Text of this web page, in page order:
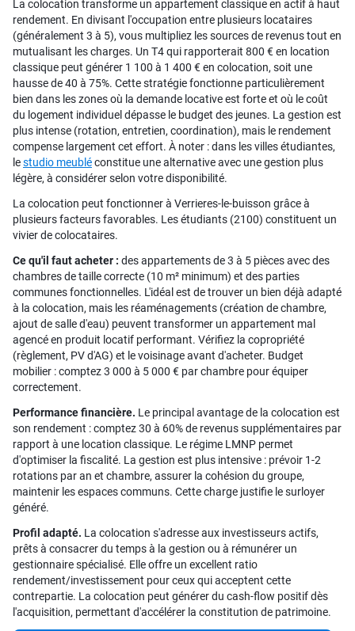
La colocation transforme un appartement classique en actif à haut
rendement. En divisant l'occupation entre plusieurs locataires
(généralement 3 à 5), vous multipliez les sources de revenus tout en
mutualisant les charges. Un T4 qui rapporterait 800 € en location
classique peut générer 1 100 à 1 400 € en colocation, soit une
hausse de 40 à 75%. Cette stratégie fonctionne particulièrement
bien dans les zones où la demande locative est forte et où le coût
du logement individuel dépasse le budget des jeunes. La gestion est
plus intense (rotation, entretien, coordination), mais le rendement
compense largement cet effort. À noter : dans les villes étudiantes,
lestudio meubléconstitue une alternative avec une gestion plus
légère, à considérer selon votre disponibilité.
La colocation peut fonctionner à Verrieres-le-buisson grâce à
plusieurs facteurs favorables. Les étudiants (2100) constituent un
vivier de colocataires.
Ce qu'il faut acheter : des appartements de 3 à 5 pièces avec des
chambres de taille correcte (10 m² minimum) et des parties
communes fonctionnelles. L'idéal est de trouver un bien déjà adapté
à la colocation, mais les réaménagements (création de chambre,
ajout de salle d'eau) peuvent transformer un appartement mal
agencé en produit locatif performant. Vérifiez la copropriété
(règlement, PV d'AG) et le voisinage avant d'acheter. Budget
mobilier : comptez 3 000 à 5 000 € par chambre pour équiper
correctement.
Performance financière. Le principal avantage de la colocation est
son rendement : comptez 30 à 60% de revenus supplémentaires par
rapport à une location classique. Le régime LMNP permet
d'optimiser la fiscalité. La gestion est plus intensive : prévoir 1-2
rotations par an et chambre, assurer la cohésion du groupe,
maintenir les espaces communs. Cette charge justifie le surloyer
généré.
Profil adapté. La colocation s'adresse aux investisseurs actifs,
prêts à consacrer du temps à la gestion ou à rémunérer un
gestionnaire spécialisé. Elle offre un excellent ratio
rendement/investissement pour ceux qui acceptent cette
contrepartie. La colocation peut générer du cash-flow positif dès
l'acquisition, permettant d'accélérer la constitution de patrimoine.